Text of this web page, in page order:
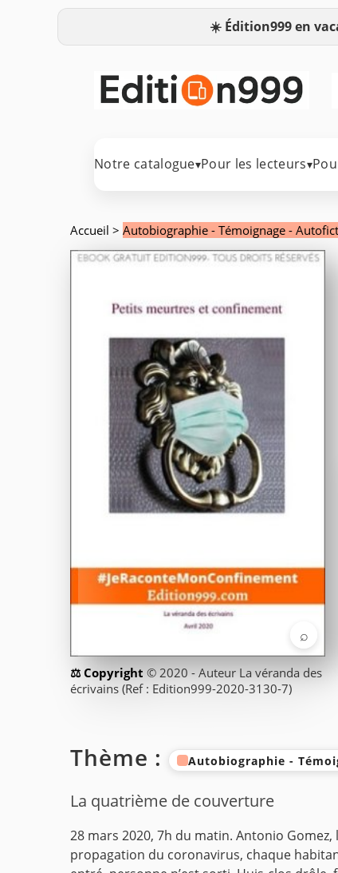
☀️ Édition999 en
Notre catalogue▾Pour les lecteurs▾
Accueil > Autobiographie - Témoignage -
⌕
© 2020 - Auteur La véranda des
écrivains (Ref : Edition999-2020-3130-7)
Thème : Autobiographie -
La quatrième de couverture
28 mars 2020, 7h du matin. Antonio
propagation du coronavirus, chaque